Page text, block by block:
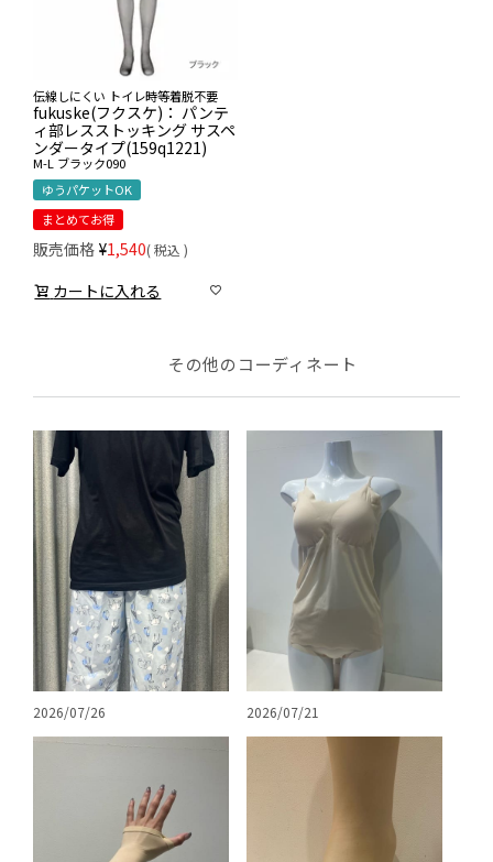
伝線しにくい トイレ時等着脱不要
fukuske(フクスケ)： パンテ
ィ部レスストッキング サスペ
ンダータイプ(159q1221)
M-L ブラック090
ゆうパケットOK
まとめてお得
販売価格 ¥1,540 税込
カートに入れる
その他のコーディネート
2026/07/26 2026/07/21